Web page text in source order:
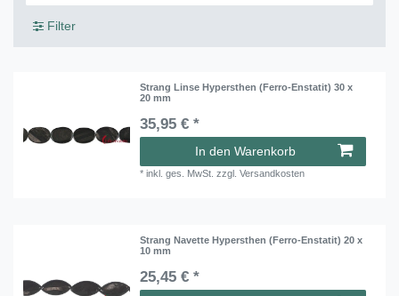
Filter
Strang Linse Hypersthen (Ferro-Enstatit) 30 x
20 mm
35,95 € *
In den Warenkorb
*inkl. ges. MwSt. zzgl.Versandkosten
Strang Navette Hypersthen (Ferro-Enstatit) 20 x
10 mm
25,45 € *